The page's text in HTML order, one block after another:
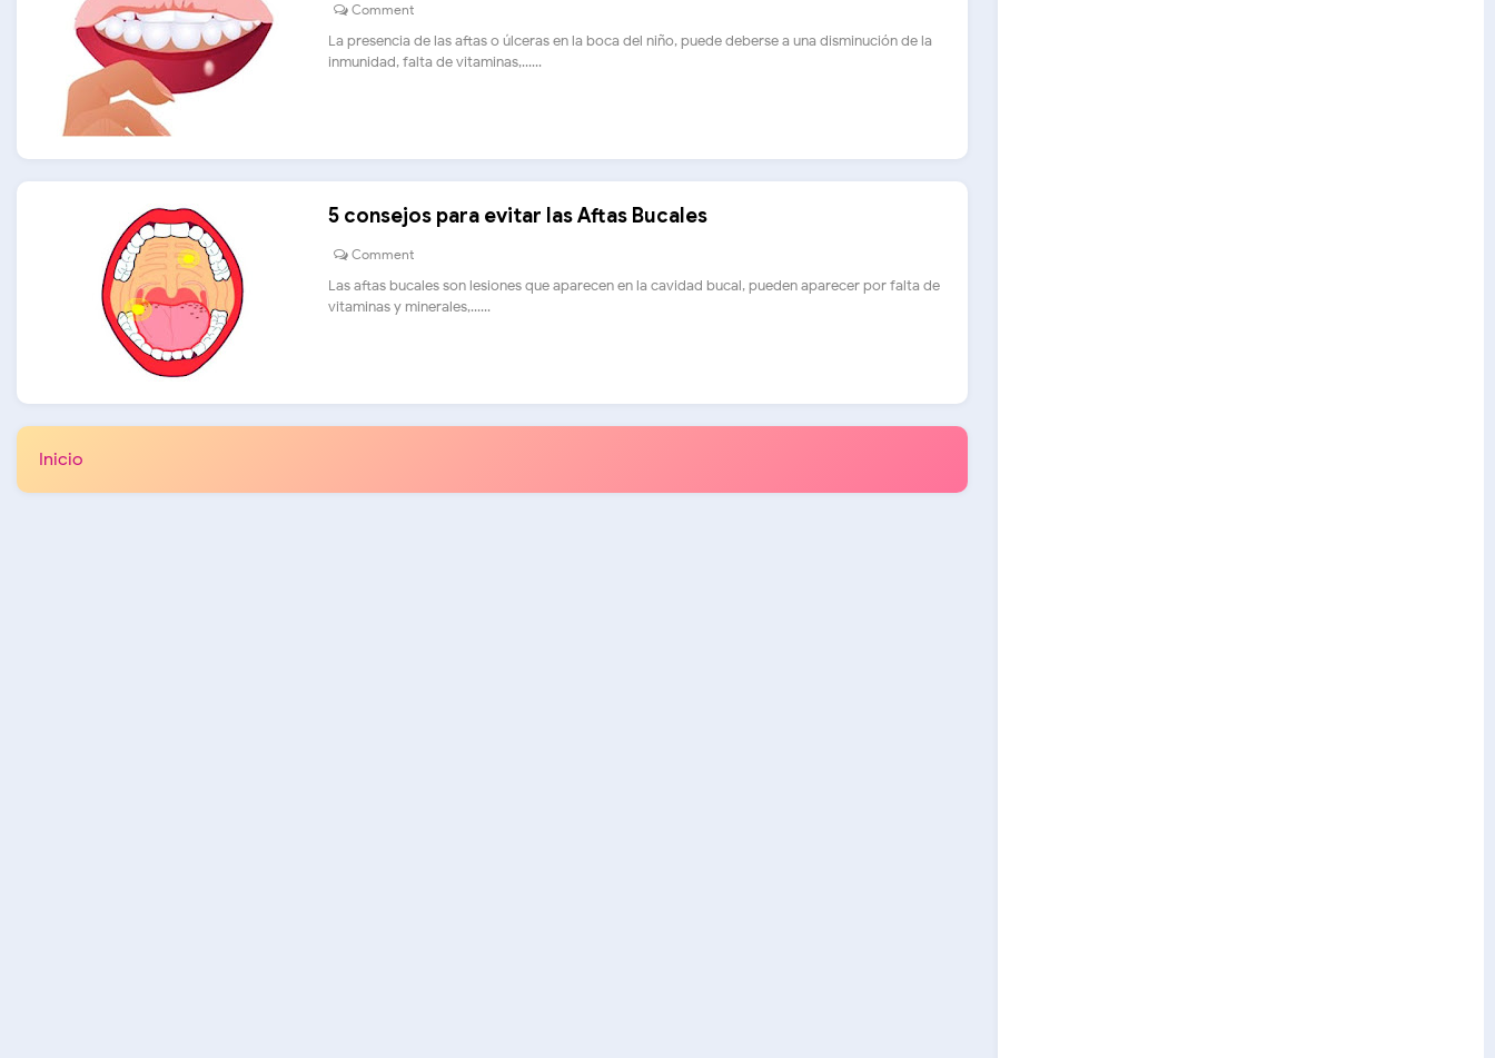
Comment
La presencia de las aftas o úlceras en la boca del niño, puede deberse a una disminución de la
inmunidad, falta de vitaminas,......
5 consejos para evitar las Aftas Bucales
Comment
Las aftas bucales son lesiones que aparecen en la cavidad bucal, pueden aparecer por falta de
vitaminas y minerales,......
Inicio